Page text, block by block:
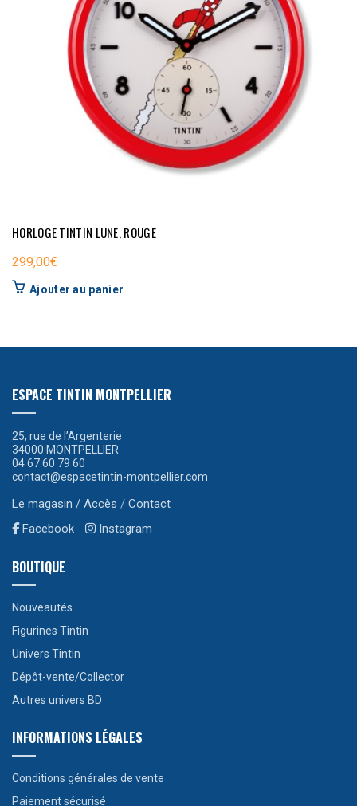
HORLOGE TINTIN LUNE, ROUGE
299,00€
Ajouter au panier
ESPACE TINTIN MONTPELLIER
25, rue de l’Argenterie
34000 MONTPELLIER
04 67 60 79 60
contact@espacetintin-montpellier.com
Le magasin / Accès / Contact
Facebook
Instagram
BOUTIQUE
Nouveautés
Figurines Tintin
Univers Tintin
Dépôt-vente/Collector
Autres univers BD
INFORMATIONS LÉGALES
Conditions générales de vente
Paiement sécurisé